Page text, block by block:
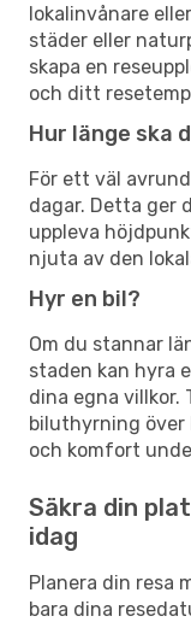
lokalinvånare
städer eller
skapa en
och ditt
Hur länge ska
För ett väl
dagar. Detta ger
uppleva
njuta av den
Hyr en bil?
Om du stannar
staden kan hyra
dina egna villkor.
biluthyrning över
och komfort
Säkra din
idag
Planera din resa
bara dina